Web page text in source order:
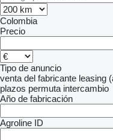
Colombia
Precio
Tipo de anuncio
venta del fabricante leasing
plazos permuta intercambio
Año de fabricación
Agroline ID